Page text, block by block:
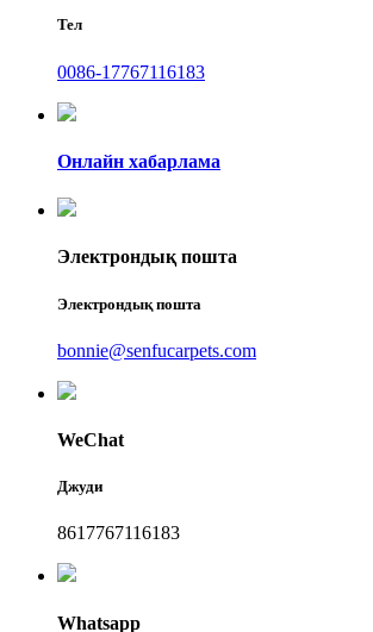
Тел
0086-17767116183
Онлайн хабарлама
Электрондық пошта
Электрондық пошта
bonnie@senfucarpets.com
WeChat
Джуди
8617767116183
Whatsapp